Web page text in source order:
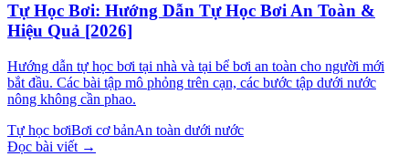
Tự Học Bơi: Hướng Dẫn Tự Học Bơi An Toàn &
Hiệu Quả [2026]
Hướng dẫn tự học bơi tại nhà và tại bể bơi an toàn cho người mới
bắt đầu. Các bài tập mô phỏng trên cạn, các bước tập dưới nước
nông không cần phao.
Tự học bơiBơi cơ bảnAn toàn dưới nước
Đọc bài viết →